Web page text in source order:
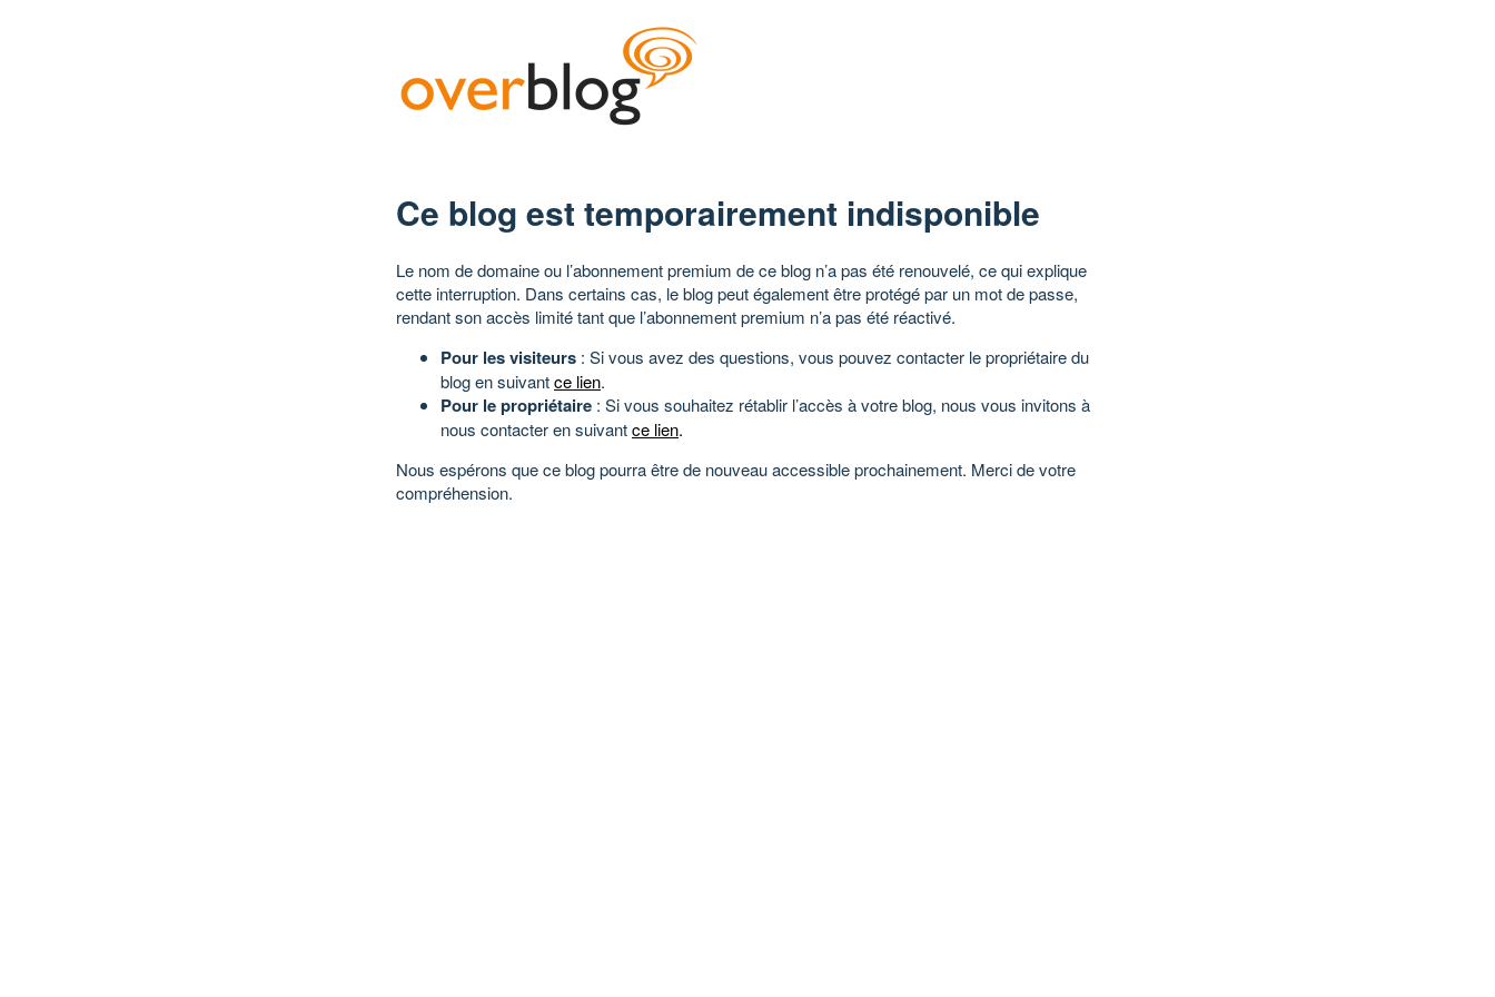
Ce blog est temporairement indisponible
Le nom de domaine ou l’abonnement premium de ce blog n’a pas été renouvelé, ce qui explique
cette interruption. Dans certains cas, le blog peut également être protégé par un mot de passe,
rendant son accès limité tant que l’abonnement premium n’a pas été réactivé.
Pour les visiteurs : Si vous avez des questions, vous pouvez contacter le propriétaire du
blog en suivantce lien.
Pour le propriétaire : Si vous souhaitez rétablir l’accès à votre blog, nous vous invitons à
nous contacter en suivantce lien.
Nous espérons que ce blog pourra être de nouveau accessible prochainement. Merci de votre
compréhension.